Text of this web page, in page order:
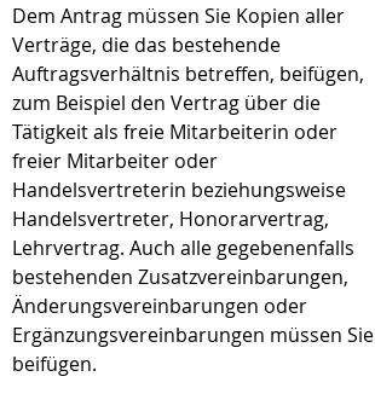
Dem Antrag müssen Sie Kopien aller
Verträge, die das bestehende
Auftragsverhältnis betreffen, beifügen,
zum Beispiel den Vertrag über die
Tätigkeit als freie Mitarbeiterin oder
freier Mitarbeiter oder
Handelsvertreterin beziehungsweise
Handelsvertreter, Honorarvertrag,
Lehrvertrag. Auch alle gegebenenfalls
bestehenden Zusatzvereinbarungen,
Änderungsvereinbarungen oder
Ergänzungsvereinbarungen müssen Sie
beifügen.